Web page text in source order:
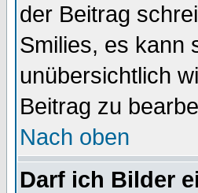
der Beitrag
Smilies, es kann
unübersichtlich
Beitrag zu
Nach oben
Darf ich Bilder